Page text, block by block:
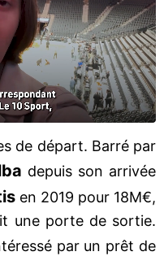
de départ. Barré par
depuis son arrivée
en 2019 pour 18M€,
une porte de sortie.
par un prêt de